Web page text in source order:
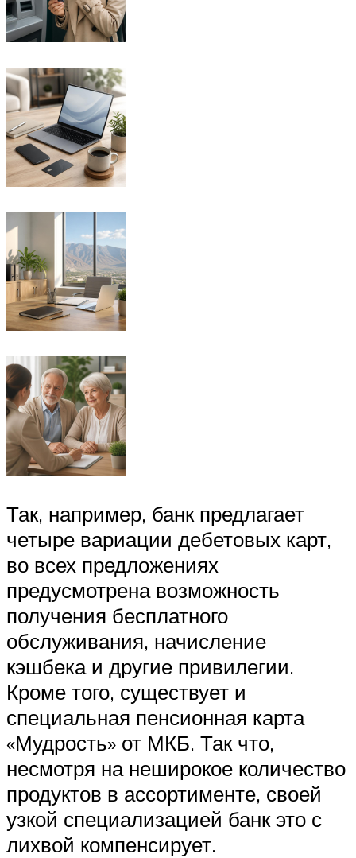
Так, например, банк предлагает
четыре вариации дебетовых карт,
во всех предложениях
предусмотрена возможность
получения бесплатного
обслуживания, начисление
кэшбека и другие привилегии.
Кроме того, существует и
специальная пенсионная карта
«Мудрость» от МКБ. Так что,
несмотря на неширокое количество
продуктов в ассортименте, своей
узкой специализацией банк это с
лихвой компенсирует.